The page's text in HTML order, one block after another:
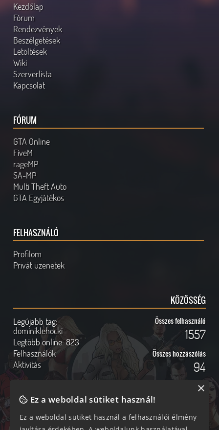
Kezdőlap
Fórum
Rendezvények
Beszélgetések
Letöltések
Wiki
Szerverlista
Kapcsolat
FÓRUM
GTA Online
FiveM
rageMP
SA-MP
Multi Theft Auto
GTA Egyjátékos
FELHASZNÁLÓ
Profilom
Privát üzenetek
KÖZÖSSÉG
Legújabb tag:
dominiklehocki
Legtöbb online:823
Felhasználók
Aktivitás
Összes felhasználó
1557
Összes hozzászólás
94
Online felhasználók Kövess Minket!
Ez a weboldal sütiket használ!
Ez a weboldal sütiket használ a felhasználói élmény
×